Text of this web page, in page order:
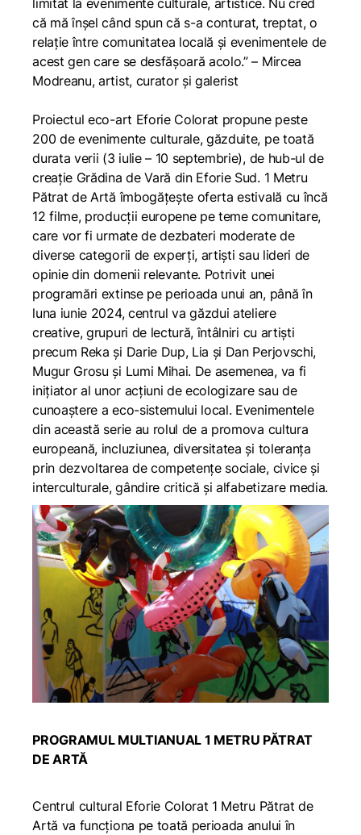
limitat la evenimente culturale, artistice. Nu cred
că mă înșel când spun că s-a conturat, treptat, o
relație între comunitatea locală și evenimentele de
acest gen care se desfășoară acolo.”– Mircea
Modreanu, artist, curator și galerist
Proiectul eco-art Eforie Colorat propune peste
200 de evenimente culturale, găzduite, pe toată
durata verii (3 iulie – 10 septembrie), de hub-ul de
creație Grădina de Vară din Eforie Sud. 1 Metru
Pătrat de Artă îmbogățește oferta estivală cu încă
12 filme, producții europene pe teme comunitare,
care vor fi urmate de dezbateri moderate de
diverse categorii de experți, artiști sau lideri de
opinie din domenii relevante. Potrivit unei
programări extinse pe perioada unui an, până în
luna iunie 2024, centrul va găzdui ateliere
creative, grupuri de lectură, întâlniri cu artiști
precum Reka și Darie Dup, Lia și Dan Perjovschi,
Mugur Grosu și Lumi Mihai. De asemenea, va fi
inițiator al unor acțiuni de ecologizare sau de
cunoaștere a eco-sistemului local. Evenimentele
din această serie au rolul de a promova cultura
europeană, incluziunea, diversitatea și toleranța
prin dezvoltarea de competențe sociale, civice și
interculturale, gândire critică și alfabetizare media.
PROGRAMUL MULTIANUAL 1 METRU PĂTRAT
DE ARTĂ
Centrul cultural Eforie Colorat 1 Metru Pătrat de
Artă va funcționa pe toată perioada anului în